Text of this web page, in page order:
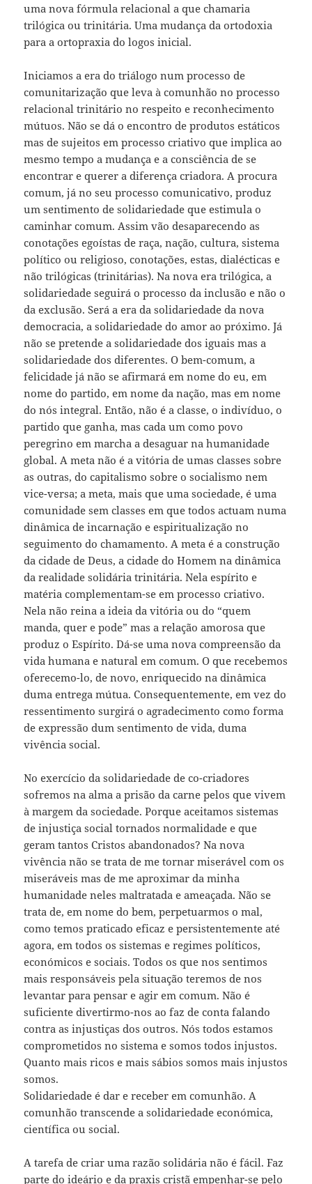
uma nova fórmula relacional a que chamaria
trilógica ou trinitária. Uma mudança da ortodoxia
para a ortopraxia do logos inicial.
Iniciamos a era do triálogo num processo de
comunitarização que leva à comunhão no processo
relacional trinitário no respeito e reconhecimento
mútuos. Não se dá o encontro de produtos estáticos
mas de sujeitos em processo criativo que implica ao
mesmo tempo a mudança e a consciência de se
encontrar e querer a diferença criadora. A procura
comum, já no seu processo comunicativo, produz
um sentimento de solidariedade que estimula o
caminhar comum. Assim vão desaparecendo as
conotações egoístas de raça, nação, cultura, sistema
político ou religioso, conotações, estas, dialécticas e
não trilógicas (trinitárias). Na nova era trilógica, a
solidariedade seguirá o processo da inclusão e não o
da exclusão. Será a era da solidariedade da nova
democracia, a solidariedade do amor ao próximo. Já
não se pretende a solidariedade dos iguais mas a
solidariedade dos diferentes. O bem-comum, a
felicidade já não se afirmará em nome do eu, em
nome do partido, em nome da nação, mas em nome
do nós integral. Então, não é a classe, o indivíduo, o
partido que ganha, mas cada um como povo
peregrino em marcha a desaguar na humanidade
global. A meta não é a vitória de umas classes sobre
as outras, do capitalismo sobre o socialismo nem
vice-versa; a meta, mais que uma sociedade, é uma
comunidade sem classes em que todos actuam numa
dinâmica de incarnação e espiritualização no
seguimento do chamamento. A meta é a construção
da cidade de Deus, a cidade do Homem na dinâmica
da realidade solidária trinitária. Nela espírito e
matéria complementam-se em processo criativo.
Nela não reina a ideia da vitória ou do “quem
manda, quer e pode” mas a relação amorosa que
produz o Espírito. Dá-se uma nova compreensão da
vida humana e natural em comum. O que recebemos
oferecemo-lo, de novo, enriquecido na dinâmica
duma entrega mútua. Consequentemente, em vez do
ressentimento surgirá o agradecimento como forma
de expressão dum sentimento de vida, duma
vivência social.
No exercício da solidariedade de co-criadores
sofremos na alma a prisão da carne pelos que vivem
à margem da sociedade. Porque aceitamos sistemas
de injustiça social tornados normalidade e que
geram tantos Cristos abandonados? Na nova
vivência não se trata de me tornar miserável com os
miseráveis mas de me aproximar da minha
humanidade neles maltratada e ameaçada. Não se
trata de, em nome do bem, perpetuarmos o mal,
como temos praticado eficaz e persistentemente até
agora, em todos os sistemas e regimes políticos,
económicos e sociais. Todos os que nos sentimos
mais responsáveis pela situação teremos de nos
levantar para pensar e agir em comum. Não é
suficiente divertirmo-nos ao faz de conta falando
contra as injustiças dos outros. Nós todos estamos
comprometidos no sistema e somos todos injustos.
Quanto mais ricos e mais sábios somos mais injustos
somos.
Solidariedade é dar e receber em comunhão. A
comunhão transcende a solidariedade económica,
científica ou social.
A tarefa de criar uma razão solidária não é fácil. Faz
parte do ideário e da praxis cristã empenhar-se pelo